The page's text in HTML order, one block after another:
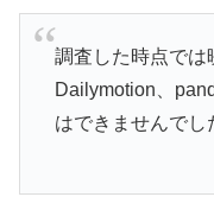
調査した時点では
Dailymotion、
はできませんでし